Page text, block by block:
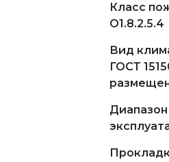
Класс
О1.8.2.5.4
Вид
ГОСТ